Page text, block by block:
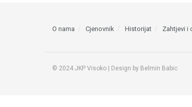
O nama Cjenovnik Historijat Zahtjevi i
© 2024 JKP Visoko | Design by Belmin Babic